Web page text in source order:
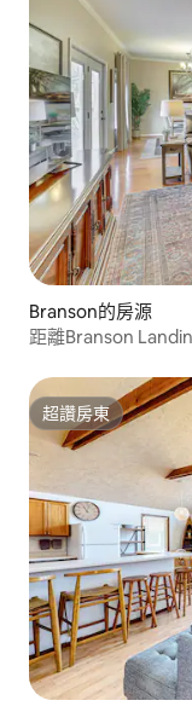
Branson的房源
距離Branson
超讚房東
超讚房東